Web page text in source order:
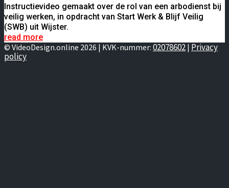
Instructievideo gemaakt over de rol van een arbodienst bij
veilig werken, in opdracht van Start Werk & Blijf Veilig
(SWB) uit Wijster.
read more
© VideoDesign.online 2026 | KVK-nummer: 02078602 | Privacy
policy